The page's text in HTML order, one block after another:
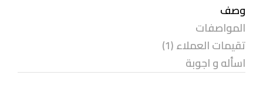
وصف
المواصفات
تقيمات العملاء (1)
اسأله و اجوبة